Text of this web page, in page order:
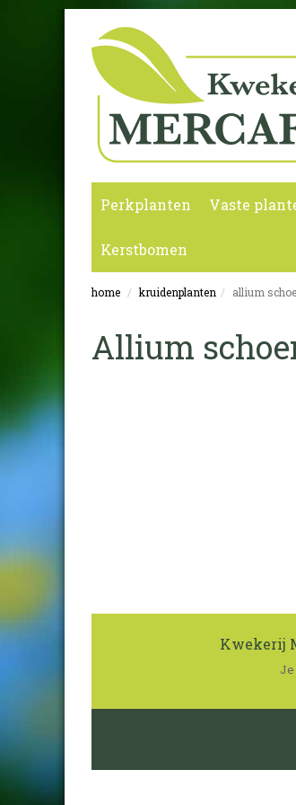
Perkplanten Vaste
Kerstbomen
home kruidenplanten allium
Allium
Kwekerij